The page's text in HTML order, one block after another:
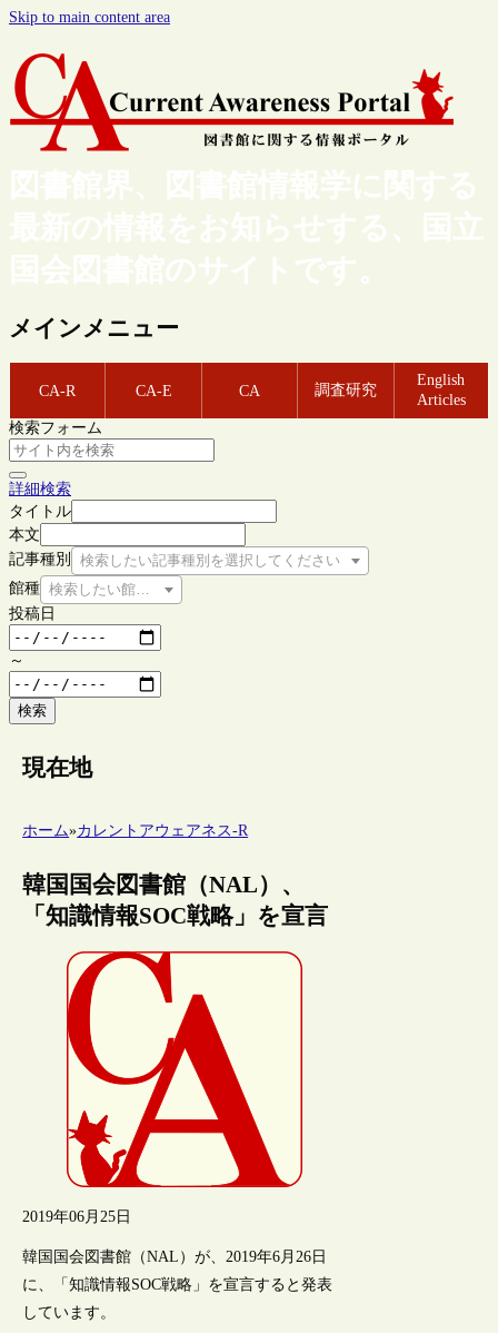
Skip to main content area
図書館界、図書館情報学に関する
最新の情報をお知らせする、国立
国会図書館のサイトです。
メインメニュー
CA-R CA-E CA 調査研究
English
Articles
検索フォーム
詳細検索
タイトル
本文
記事種別
検索したい記事種別を選択してください
館種 検索したい館種を選択してください
投稿日
～
検索
現在地
ホーム»カレントアウェアネス-R
韓国国会図書館（NAL）、
「知識情報SOC戦略」を宣言
2019年06月25日
韓国国会図書館（NAL）が、2019年6月26日
に、「知識情報SOC戦略」を宣言すると発表
しています。